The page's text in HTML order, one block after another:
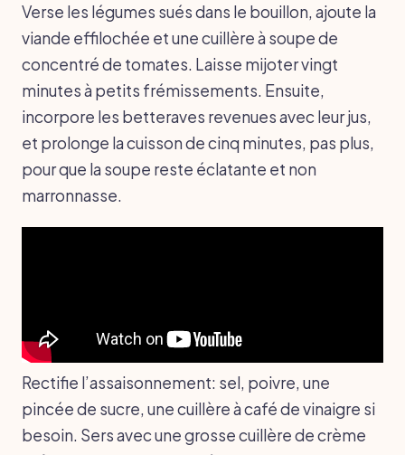
Verse les légumes sués dans le bouillon, ajoute la
viande effilochée et une cuillère à soupe de
concentré de tomates. Laisse mijoter vingt
minutes à petits frémissements. Ensuite,
incorpore les betteraves revenues avec leur jus,
et prolonge la cuisson de cinq minutes, pas plus,
pour que la soupe reste éclatante et non
marronnasse.
Rectifie l’assaisonnement: sel, poivre, une
pincée de sucre, une cuillère à café de vinaigre si
besoin. Sers avec une grosse cuillère de crème